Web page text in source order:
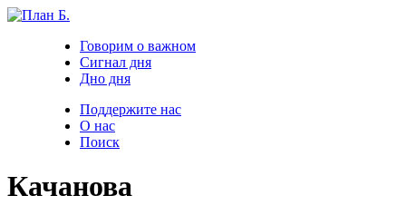
Говорим о важном
Сигнал дня
Дно дня
Поддержите нас
О нас
Поиск
Качанова